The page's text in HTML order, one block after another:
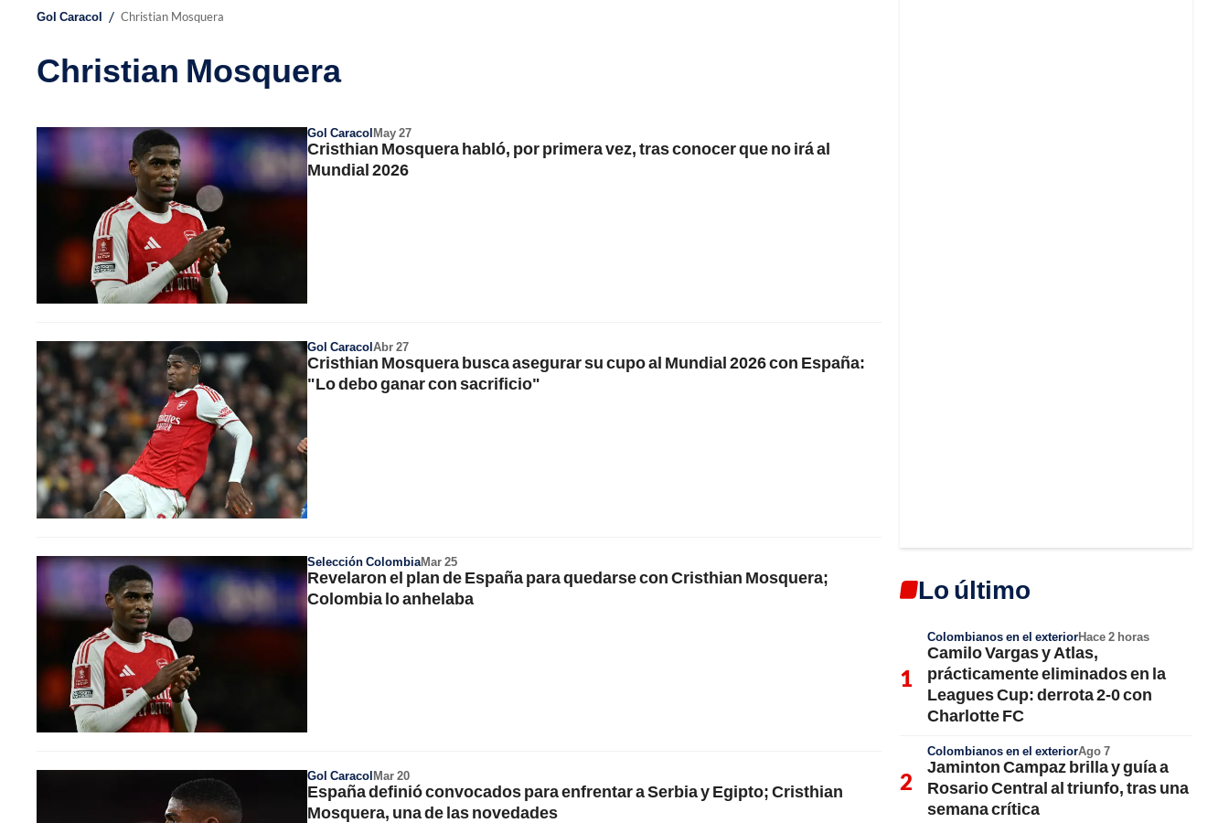
Gol Caracol / Christian Mosquera
Christian Mosquera
Gol CaracolMay 27
Cristhian Mosquera habló, por primera vez, tras conocer que no irá al
Mundial 2026
Gol CaracolAbr 27
Cristhian Mosquera busca asegurar su cupo al Mundial 2026 con España:
"Lo debo ganar con sacrificio"
Selección ColombiaMar 25
Revelaron el plan de España para quedarse con Cristhian Mosquera;
Colombia lo anhelaba
Gol CaracolMar 20
España definió convocados para enfrentar a Serbia y Egipto; Cristhian
Mosquera, una de las novedades
Lo último
Colombianos en el exteriorHace 2 horas
Camilo Vargas y Atlas,
prácticamente eliminados en la
Leagues Cup: derrota 2-0 con
Charlotte FC
Colombianos en el exteriorAgo 7
Jaminton Campaz brilla y guía a
Rosario Central al triunfo, tras una
semana crítica